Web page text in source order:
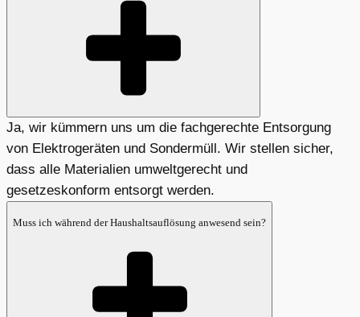
Ja, wir kümmern uns um die fachgerechte Entsorgung
von Elektrogeräten und Sondermüll. Wir stellen sicher,
dass alle Materialien umweltgerecht und
gesetzeskonform entsorgt werden.
Muss ich während der Haushaltsauflösung anwesend sein?